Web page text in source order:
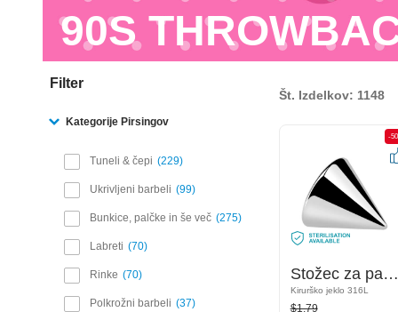
90S
Filter
Kategorije Pirsingov
Tuneli & čepi 229
Ukrivljeni barbeli 99
Bunkice, palčke in še več 275
Labreti 70
Rinke 70
Polkrožni barbeli 37
Št. Izdelkov: 1148
-50%
Stožec za palčke z navojem (kirurško jeklo, srebrn, sijoč zaključek)
Kirurško jeklo 316L
$1,79
-
Stožec za palčke z navojem (kirurško jeklo, srebrn, sijoč zaključek)
Kirurško jeklo 316L
$1,79